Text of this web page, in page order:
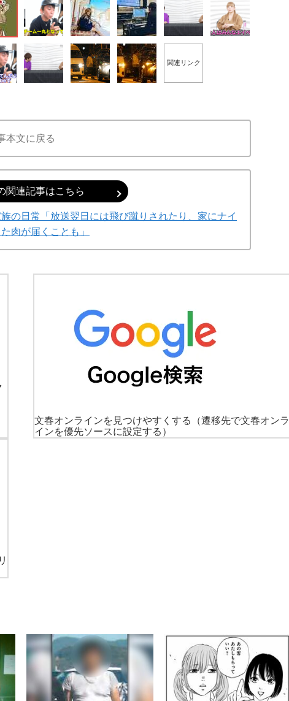
関連リンク
本文に戻る
関連記事はこちら
の日常「放送翌日には飛び蹴りされたり、家にナイ
肉が届くことも」
文春オンラインを見つけやすくする
（遷移先で文春オンラ
インを優先ソースに設定する）